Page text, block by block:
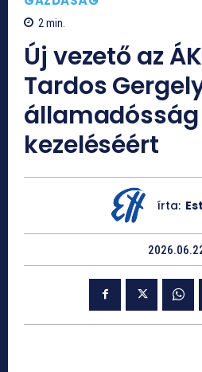
2min.
Új vezető az
Tardos
államadósság
kezeléséért
írta: